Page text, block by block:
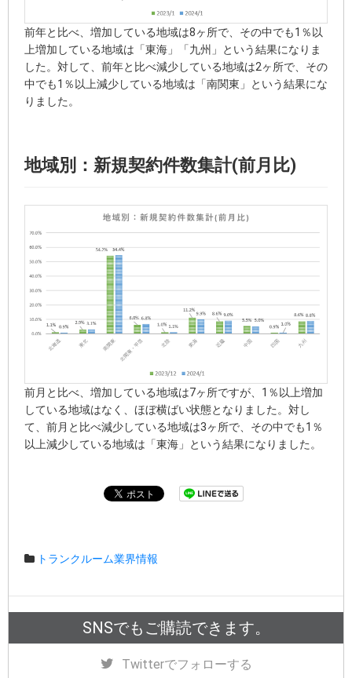
前年と比べ、増加している地域は8ヶ所で、その中でも1％以
上増加している地域は「東海」「九州」という結果になりま
した。対して、前年と比べ減少している地域は2ヶ所で、その
中でも1％以上減少している地域は「南関東」という結果にな
りました。
地域別：新規契約件数集計(前月比)
前月と比べ、増加している地域は7ヶ所ですが、1％以上増加
している地域はなく、ほぼ横ばい状態となりました。対し
て、前月と比べ減少している地域は3ヶ所で、その中でも1％
以上減少している地域は「東海」という結果になりました。
トランクルーム業界情報
SNSでもご購読できます。
Twitterでフォローする